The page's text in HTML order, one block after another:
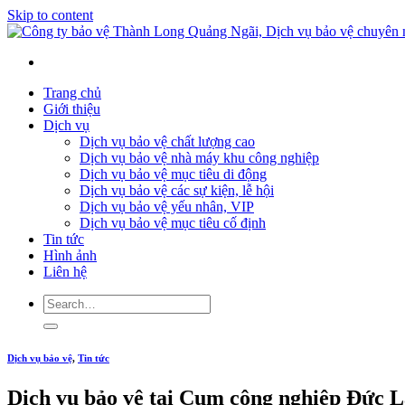
Skip to content
Trang chủ
Giới thiệu
Dịch vụ
Dịch vụ bảo vệ chất lượng cao
Dịch vụ bảo vệ nhà máy khu công nghiệp
Dịch vụ bảo vệ mục tiêu di động
Dịch vụ bảo vệ các sự kiện, lễ hội
Dịch vụ bảo vệ yếu nhân, VIP
Dịch vụ bảo vệ mục tiêu cố định
Tin tức
Hình ảnh
Liên hệ
Dịch vụ bảo vệ, Tin tức
Dịch vụ bảo vệ tại Cụm công nghiệp Đức